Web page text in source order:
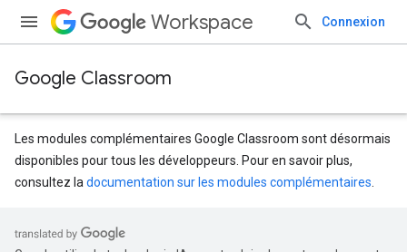
Workspace Connexion
Google Classroom
Les modules complémentaires Google Classroom sont désormais
disponibles pour tous les développeurs. Pour en savoir plus,
consultez la documentation sur les modules complémentaires